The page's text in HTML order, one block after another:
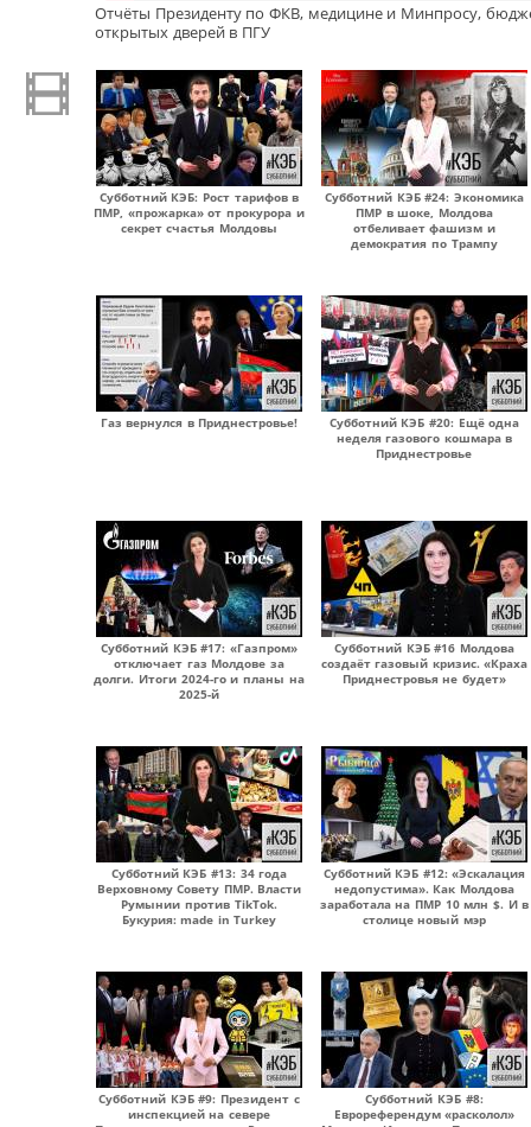
Отчёты Президенту по ФКВ, медицине и Минпросу,
открытых дверей в ПГУ
Субботний КЭБ: Рост тарифов в
ПМР, «прожарка» от прокурора и
секрет счастья Молдовы
Субботний КЭБ #24: Экономика
ПМР в шоке, Молдова
отбеливает фашизм и
демократия по Трампу
Газ вернулся в Приднестровье!
Субботний КЭБ #20: Ещё одна
неделя газового кошмара в
Приднестровье
Субботний КЭБ #17: «Газпром»
отключает газ Молдове за
долги. Итоги 2024-го и планы на
2025-й
Субботний КЭБ #16 Молдова
создаёт газовый кризис. «Краха
Приднестровья не будет»
Субботний КЭБ #13: 34 года
Верховному Совету ПМР. Власти
Румынии против TikTok.
Букурия: made in Turkey
Субботний КЭБ #12: «Эскалация
недопустима». Как Молдова
заработала на ПМР 10 млн $. И в
столице новый мэр
Субботний КЭБ #9: Президент с
инспекцией на севере
Субботний КЭБ #8:
Еврореферендум «расколол»